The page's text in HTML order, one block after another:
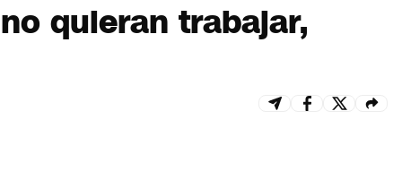
quieran trabajar,